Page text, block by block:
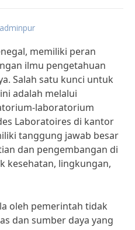
adminpur
memiliki peran
ilmu pengetahuan
Salah satu kunci untuk
adalah melalui
laboratorium
Laboratoires di kantor
tanggung jawab besar
dan pengembangan di
kesehatan, lingkungan,
oleh pemerintah tidak
dan sumber daya yang